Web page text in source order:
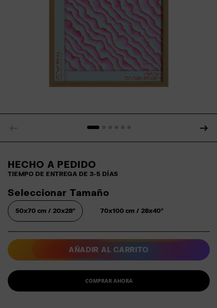
HECHO A PEDIDO
TIEMPO DE ENTREGA DE 3-5 DÍAS
Seleccionar Tamaño
50x70 cm / 20x28″ 70x100 cm / 28x40″
AÑADIR AL CARRITO
COMPRAR AHORA